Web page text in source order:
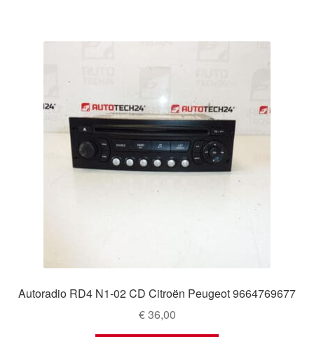
Autoradio RD4 N1-02 CD Citroën Peugeot 9664769677
€36,00